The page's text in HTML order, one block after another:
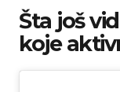
Šta još
koje